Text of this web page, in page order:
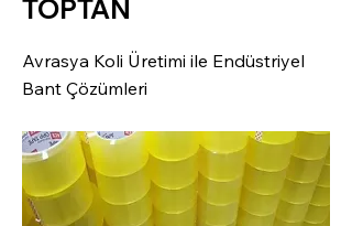
TOPTAN
Avrasya Koli Üretimi ile Endüstriyel
Bant Çözümleri